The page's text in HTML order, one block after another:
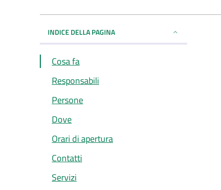
INDICE DELLA PAGINA
Cosa fa
Responsabili
Persone
Dove
Orari di apertura
Contatti
Servizi